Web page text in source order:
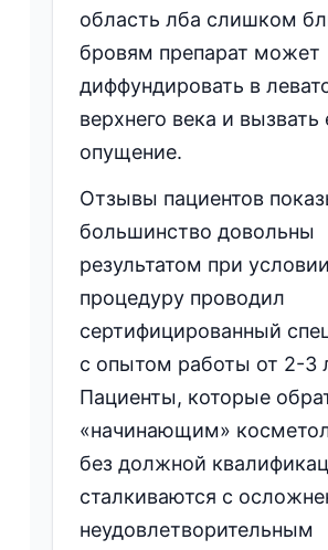
область лба слишком
бровям препарат может
диффундировать в
верхнего века и вызвать
опущение.
Отзывы пациентов
большинство довольны
результатом при
процедуру проводил
сертифицированный
с опытом работы от 2-3
Пациенты, которые
«начинающим»
без должной
сталкиваются с
неудовлетворительным